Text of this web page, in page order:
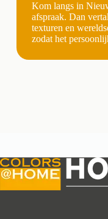
Kom langs in
afspraak. Dan
texturen en
zodat het